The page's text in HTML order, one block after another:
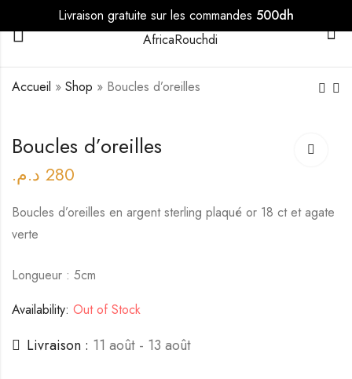
Livraison gratuite sur les commandes 500dh
Accueil » Shop » Boucles d’oreilles
Boucles d’oreilles
280 د.م.
Boucles d’oreilles en argent sterling plaqué or 18 ct et agate
verte
Longueur : 5cm
Availability: Out of Stock
Livraison : 11 août - 13 août